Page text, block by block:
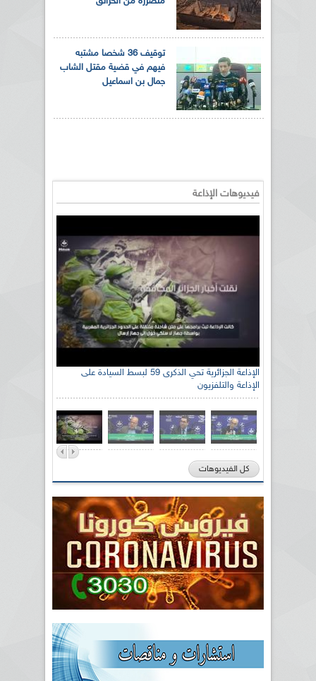
توقيف 36 شخصا مشتبه
فيهم في قضية مقتل الشاب
جمال بن اسماعيل
فيديوهات الإذاعة
الإذاعة الجزائرية تحي الذكرى 59 لبسط السيادة على
الإذاعة والتلفزيون
كل الفيديوهات